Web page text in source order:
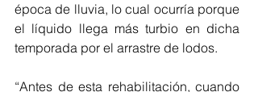
época de lluvia, lo cual ocurría porque
el líquido llega más turbio en dicha
temporada por el arrastre de lodos.
“Antes de esta rehabilitación, cuando